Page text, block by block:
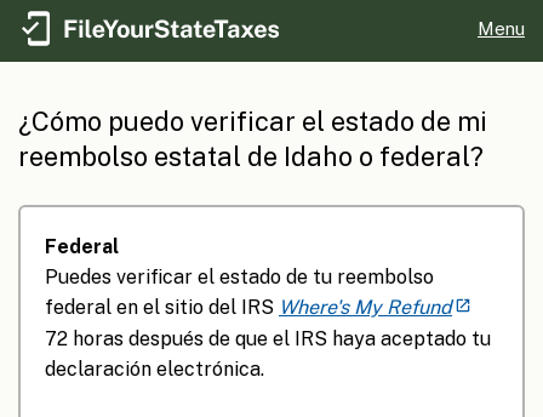
Menu
¿Cómo puedo verificar el estado de mi
reembolso estatal de Idaho o federal?
Federal
Puedes verificar el estado de tu reembolso
federal en el sitio del IRS Where's My Refund
72 horas después de que el IRS haya aceptado tu
declaración electrónica.